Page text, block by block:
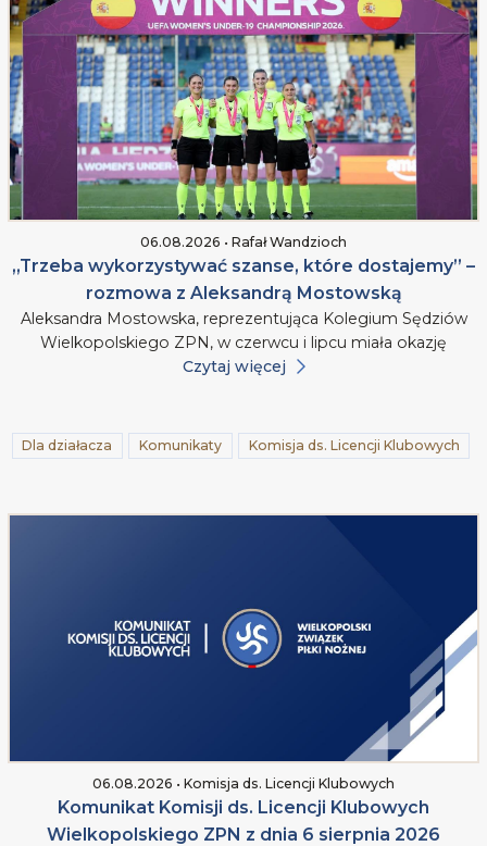
06.08.2026 • Rafał Wandzioch
„Trzeba wykorzystywać szanse, które dostajemy” –
rozmowa z Aleksandrą Mostowską
Aleksandra Mostowska, reprezentująca Kolegium Sędziów
Wielkopolskiego ZPN, w czerwcu i lipcu miała okazję
Czytaj więcej
Dla działacza Komunikaty Komisja ds. Licencji Klubowych
06.08.2026 • Komisja ds. Licencji Klubowych
Komunikat Komisji ds. Licencji Klubowych
Wielkopolskiego ZPN z dnia 6 sierpnia 2026